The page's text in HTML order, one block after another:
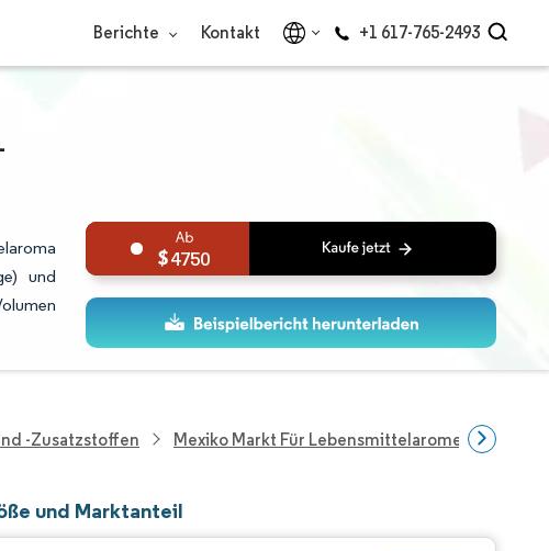
Berichte Kontakt +1 617-765-2493
und
4750
-zusatzstoffen Mexiko Markt Für Lebensmittelaromen Und -
und Marktanteil